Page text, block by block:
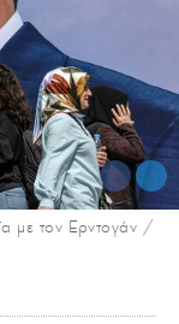
με τον Ερντογάν /